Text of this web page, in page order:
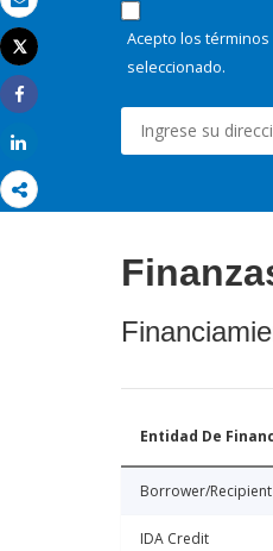
Correo electrónico
Imprimir
Tweet
Share
Acepto los términos
seleccionado.
Entidad De
Borrower/Recipient
IDA Credit